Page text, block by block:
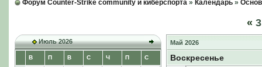
Форум Counter-Strike community и киберспорта» Календарь»
«
Июль 2026
В П В С Ч П С
Май 2026
Воскресенье